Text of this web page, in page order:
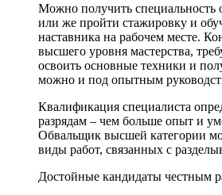
Можно получить специальность
или же пройти стажировку и
наставника на рабочем месте.
высшего уровня мастерства,
освоить основные техники и
можно и под опытным
Квалификация специалиста
разрядам – чем больше опыт и
Обвальщик высшей категории
виды работ, связанных с
Достойные кандидаты честным